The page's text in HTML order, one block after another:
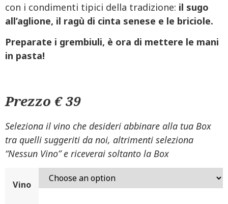
con i condimenti tipici della tradizione: il sugo
all’aglione, il ragù di cinta senese e le briciole.
Preparate i grembiuli, è ora di mettere le mani
in pasta!
Prezzo € 39
Seleziona il vino che desideri abbinare alla tua Box
tra quelli suggeriti da noi, altrimenti seleziona
“Nessun Vino” e riceverai soltanto la Box
Vino